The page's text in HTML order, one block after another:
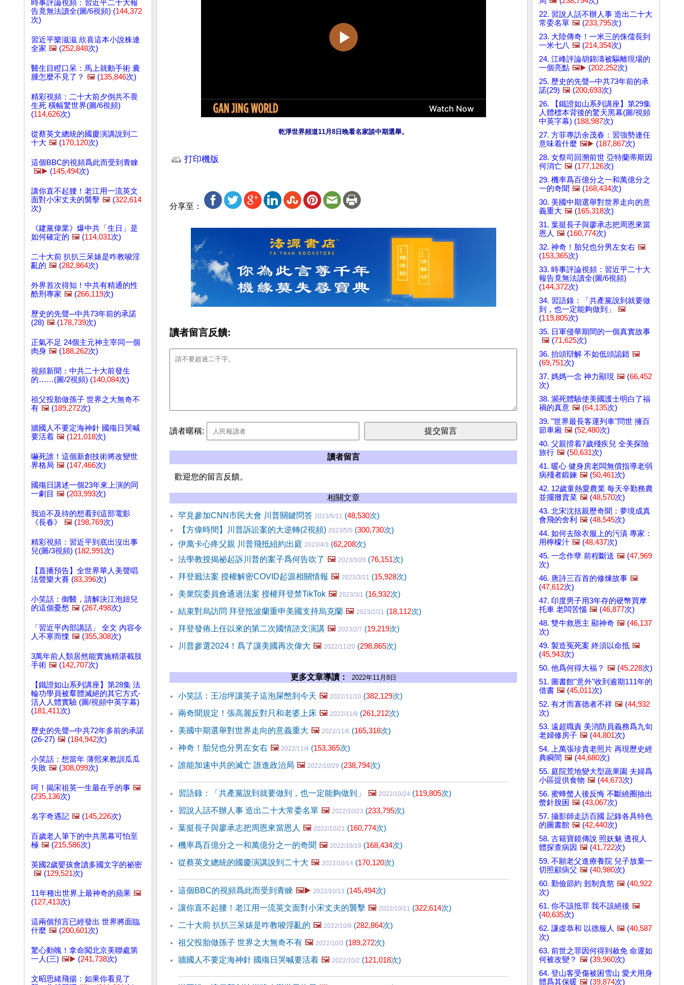
時事評論視頻：習近平二十大報
告竟無法讀全(圖/6視頻) (144,372
次)
習近平樂滋滋 欣喜這本小說株連
全家 🖼️ (252,848次)
醫生目瞪口呆：馬上就動手術 囊
腫怎麼不見了？ 🖼️ (135,846次)
精彩視頻：二十大前夕倒共不畏
生死 橫幅驚世界(圖/6視頻)
(114,626次)
從蔡英文總統的國慶演講說到二
十大 🖼️ (170,120次)
這個BBC的視頻爲此而受到青睞
🖼️▶️ (145,494次)
讓你直不起腰！老江用一流英文
面對小宋丈夫的襲擊 🖼️ (322,614
次)
《建黨偉業》爆中共「生日」是
如何確定的 🖼️ (114,031次)
二十大前 扒扒三呆婊是咋教唆淫
亂的 🖼️ (282,864次)
外界首次得知！中共有精通的性
酷刑專家 🖼️ (266,119次)
歷史的先聲─中共73年前的承諾
(28) 🖼️ (178,739次)
正氣不足 24個主元神主宰同一個
肉身 🖼️ (188,262次)
視頻新聞：中共二十大前發生
的……(圖/2視頻) (140,084次)
祖父投胎做孫子 世界之大無奇不
有 🖼️ (189,272次)
牆國人不要定海神針 國殤日哭喊
要活着 🖼️ (121,018次)
嚇死誰！這個新創技術將改變世
界格局 🖼️ (147,466次)
國殤日講述一個23年來上演的同
一劇目 🖼️ (203,993次)
我迫不及待的想看到這部電影
《長春》
🖼️ (198,769次)
精彩視頻：習近平到底出沒出事
兒(圖/3視頻) (182,991次)
【直播預告】全世界華人美聲唱
法聲樂大賽 (83,396次)
小笑話：御醫，請解決江泡妞兒
的這個憂愁 🖼️ (267,498次)
「習近平內部講話」 全文 內容令
人不寒而慄 🖼️ (355,308次)
3萬年前人類居然能實施精湛截肢
手術 🖼️ (142,707次)
【鐵證如山系列講座】第28集 法
輪功學員被羣體滅絕的其它方式-
活人人體實驗 (圖/視頻中英字幕)
(181,411次)
歷史的先聲─中共72年多前的承諾
(26-27) 🖼️ (184,942次)
小笑話：想當年 薄熙來教訓瓜瓜
失敗 🖼️ (308,099次)
呵！揭宋祖英一生最在乎的事 🖼️
(235,136次)
名字奇遇記 🖼️ (145,226次)
百歲老人筆下的中共黑幕可怕至
極 🖼️ (215,586次)
英國2歲嬰孩會讀多國文字的祕密
🖼️ (129,521次)
11年種出世界上最神奇的蘋果 🖼️
(127,413次)
這兩個預言已經發出 世界將面臨
什麼 🖼️ (200,601次)
驚心動魄！拿命闖北京美聯處第
一人(三) 🖼️▶️ (241,738次)
文昭思緒飛揚：如果你看見了
乾淨世界頻道11月8日晚看名家談中期選舉。
打印機版
分享至：
讀者留言反饋:
讀者暱稱:
讀者留言
歡迎您的留言反饋。
相關文章
罕見參加CNN市民大會 川普關鍵問答 2023/5/11 (48,530次)
【方偉時間】川普訴訟案的大逆轉(2視頻) 2023/5/5 (300,730次)
伊萬卡心疼父親 川普飛抵紐約出庭 2023/4/3 (62,208次)
法學教授揭祕起訴川普的案子爲何告吹了 🖼️ 2023/3/28 (76,151次)
拜登籤法案 授權解密COVID起源相關情報 🖼️ 2023/3/21 (15,928次)
美衆院委員會通過法案 授權拜登禁TikTok 🖼️ 2023/3/1 (16,932次)
結束對烏訪問 拜登抵波蘭重申美國支持烏克蘭 🖼️ 2023/2/21 (18,112次)
拜登發佈上任以來的第二次國情諮文演講 🖼️ 2023/2/7 (19,219次)
川普參選2024！爲了讓美國再次偉大 🖼️ 2022/11/20 (298,865次)
更多文章導讀： 2022年11月8日
小笑話：王冶坪讓英子這泡屎憋到今天 🖼️ 2022/11/10 (382,129次)
兩奇聞規定！張高麗反對只和老婆上床 🖼️ 2022/11/9 (261,212次)
美國中期選舉對世界走向的意義重大 🖼️ 2022/11/6 (165,318次)
神奇！胎兒也分男左女右 🖼️ 2022/11/4 (153,365次)
誰能加速中共的滅亡 誰進政治局 🖼️ 2022/10/29 (238,794次)
習語錄：「共產黨說到就要做到，也一定能夠做到」 🖼️ 2022/10/24 (119,805次)
習說人話不辦人事 造出二十大常委名單 🖼️ 2022/10/23 (233,795次)
葉挺長子與廖承志把周恩來當恩人 🖼️ 2022/10/21 (160,774次)
機率爲百億分之一和萬億分之一的奇聞 🖼️ 2022/10/19 (168,434次)
從蔡英文總統的國慶演講說到二十大 🖼️ 2022/10/14 (170,120次)
這個BBC的視頻爲此而受到青睞 🖼️▶️ 2022/10/13 (145,494次)
讓你直不起腰！老江用一流英文面對小宋丈夫的襲擊 🖼️ 2022/10/11 (322,614次)
二十大前 扒扒三呆婊是咋教唆淫亂的 🖼️ 2022/10/9 (282,864次)
祖父投胎做孫子 世界之大無奇不有 🖼️ 2022/10/3 (189,272次)
牆國人不要定海神針 國殤日哭喊要活着 🖼️ 2022/10/2 (121,018次)
22. 習說人話不辦人事 造出二十大
常委名單 🖼️ (233,795次)
23. 大陸傳奇！一米三的侏儒長到
一米七八 🖼️ (214,354次)
24. 江峰評論胡錦濤被驅離現場的
一個亮點 🖼️▶️ (202,252次)
25. 歷史的先聲─中共73年前的承
諾(29) 🖼️ (200,693次)
26. 【鐵證如山系列講座】第29集
人體標本背後的驚天黑幕(圖/視頻
中英字幕) (188,987次)
27. 方菲專訪余茂春：習強勢連任
意味着什麼 🖼️▶️ (187,867次)
28. 女祭司回溯前世 亞特蘭蒂斯因
何消亡 🖼️ (177,126次)
29. 機率爲百億分之一和萬億分之
一的奇聞 🖼️ (168,434次)
30. 美國中期選舉對世界走向的意
義重大 🖼️ (165,318次)
31. 葉挺長子與廖承志把周恩來當
恩人 🖼️ (160,774次)
32. 神奇！胎兒也分男左女右 🖼️
(153,365次)
33. 時事評論視頻：習近平二十大
報告竟無法讀全(圖/6視頻)
(144,372次)
34. 習語錄：「共產黨說到就要做
到，也一定能夠做到」
🖼️
(119,805次)
35. 日軍侵華期間的一個真實故事
🖼️ (71,625次)
36. 抬頭辯解 不如低頭認錯 🖼️
(69,751次)
37. 媽媽一念 神力顯現 🖼️ (66,452
次)
38. 瀕死體驗使美國護士明白了福
禍的真意 🖼️ (64,135次)
39. "世界最長客運列車"問世 擁百
節車廂 🖼️ (52,480次)
40. 父親揹着7歲殘疾兒 全美探險
旅行 🖼️ (50,631次)
41. 暖心 健身房老闆無償指導老弱
病殘者鍛鍊 🖼️ (50,461次)
42. 12歲童熱愛農業 每天辛勤務農
並擺攤賣菜 🖼️ (48,570次)
43. 北宋沈括親歷奇聞：夢境成真
會飛的舍利 🖼️ (48,545次)
44. 如何去除衣服上的污漬 專家：
用檸檬汁 🖼️ (48,437次)
45. 一念作孽 前程斷送 🖼️ (47,969
次)
46. 唐詩三百首的修煉故事 🖼️
(47,612次)
47. 印度男子用3年存的硬幣買摩
托車 老闆苦惱 🖼️ (46,877次)
48. 雙牛救恩主 顯神奇 🖼️ (46,137
次)
49. 製造冤死案 終須以命抵 🖼️
(45,943次)
50. 他爲何得大福？ 🖼️ (45,228次)
51. 圖書館"意外"收到逾期111年的
借書 🖼️ (45,011次)
52. 有才而寡德者不祥 🖼️ (44,932
次)
53. 遠超職責 美消防員義務爲九旬
老婦修房子 🖼️ (44,801次)
54. 上萬張珍貴老照片 再現歷史經
典瞬間 🖼️ (44,680次)
55. 庭院荒地變大型蔬果園 夫婦爲
小區提供食物 🖼️ (44,673次)
56. 蜜蜂螫人後反悔 不斷繞圈抽出
螫針脫困 🖼️ (43,067次)
57. 攝影師走訪百國 記錄各具特色
的圖書館 🖼️ (42,440次)
58. 古籍寶鏡傳說 照妖魅 透視人
體探查病因 🖼️ (41,722次)
59. 不願老父進療養院 兒子放棄一
切照顧病父 🖼️ (40,980次)
60. 勤儉節約 剋制貪慾 🖼️ (40,922
次)
61. 你不該抵罪 我不該絕後 🖼️
(40,635次)
62. 謙虛恭和 以德服人 🖼️ (40,587
次)
63. 前世之罪因何得到赦免 命運如
何被改變？ 🖼️ (39,960次)
64. 登山客受傷被困雪山 愛犬用身
體爲其保暖 🖼️ (39,874次)